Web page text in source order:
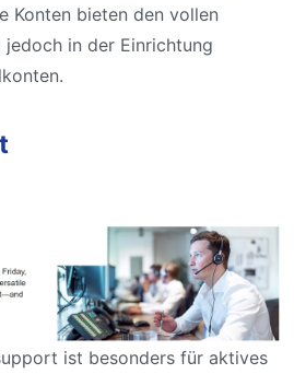
Konten bieten den vollen
jedoch in der Einrichtung
ist besonders für aktives